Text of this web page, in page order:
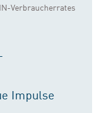
Verbraucherrates
Impulse